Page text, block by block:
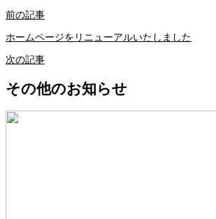
前の記事
ホームページをリニューアルいたしました
次の記事
その他のお知らせ